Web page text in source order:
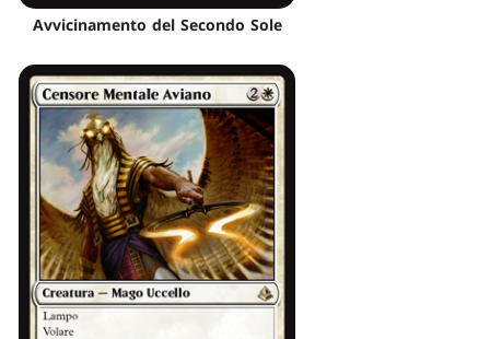
Avvicinamento del Secondo Sole